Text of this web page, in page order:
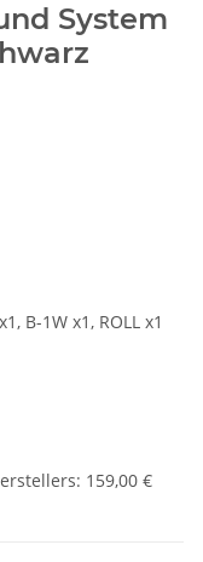
System
B-1W x1, ROLL x1
: 159,00 €